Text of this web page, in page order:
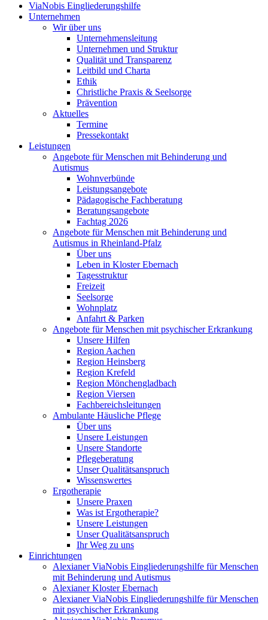
ViaNobis Eingliederungshilfe
Unternehmen
Wir über uns
Unternehmensleitung
Unternehmen und Struktur
Qualität und Transparenz
Leitbild und Charta
Ethik
Christliche Praxis & Seelsorge
Prävention
Aktuelles
Termine
Pressekontakt
Leistungen
Angebote für Menschen mit Behinderung und
Autismus
Wohnverbünde
Leistungsangebote
Pädagogische Fachberatung
Beratungsangebote
Fachtag 2026
Angebote für Menschen mit Behinderung und
Autismus in Rheinland-Pfalz
Über uns
Leben in Kloster Ebernach
Tagesstruktur
Freizeit
Seelsorge
Wohnplatz
Anfahrt & Parken
Angebote für Menschen mit psychischer Erkrankung
Unsere Hilfen
Region Aachen
Region Heinsberg
Region Krefeld
Region Mönchengladbach
Region Viersen
Fachbereichsleitungen
Ambulante Häusliche Pflege
Über uns
Unsere Leistungen
Unsere Standorte
Pflegeberatung
Unser Qualitätsanspruch
Wissenswertes
Ergotherapie
Unsere Praxen
Was ist Ergotherapie?
Unsere Leistungen
Unser Qualitätsanspruch
Ihr Weg zu uns
Einrichtungen
Alexianer ViaNobis Eingliederungshilfe für Menschen
mit Behinderung und Autismus
Alexianer Kloster Ebernach
Alexianer ViaNobis Eingliederungshilfe für Menschen
mit psychischer Erkrankung